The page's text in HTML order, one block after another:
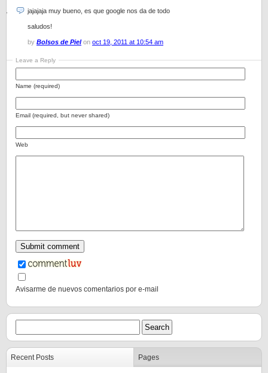
jajajaja muy bueno, es que google nos da de todo
saludos!
by Bolsos de Pielon oct 19, 2011 at 10:54 am
Leave a Reply
Name (required)
Email (required, but never shared)
Web
Avisarme de nuevos comentarios por e-mail
Recent Posts Pages